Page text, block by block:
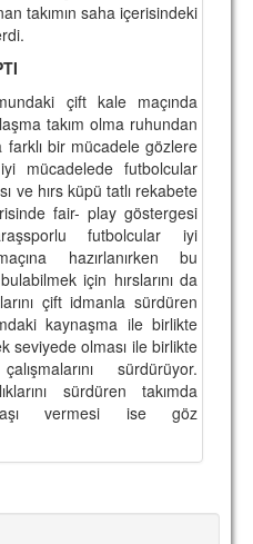
takımın saha içerisindeki
çift kale maçında
takım olma ruhundan
farklı bir mücadele gözlere
mücadelede futbolcular
ve hırs küpü tatlı rekabete
fair- play göstergesi
futbolcular iyi
hazırlanırken bu
için hırslarını da
çift idmanla sürdüren
kaynaşma ile birlikte
seviyede olması ile birlikte
sürdürüyor.
sürdüren takımda
vermesi ise göz